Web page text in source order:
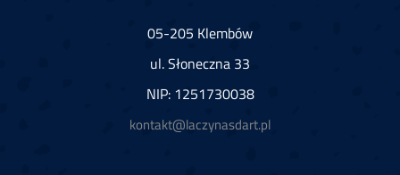
05-205 Klembów
ul. Słoneczna 33
NIP: 1251730038
kontakt@laczynasdart.pl